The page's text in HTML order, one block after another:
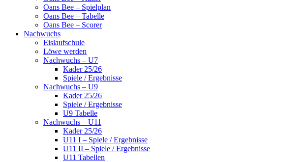
Oans Bee – Spielplan
Oans Bee – Tabelle
Oans Bee – Scorer
Nachwuchs
Eislaufschule
Löwe werden
Nachwuchs – U7
Kader 25/26
Spiele / Ergebnisse
Nachwuchs – U9
Kader 25/26
Spiele / Ergebnisse
U9 Tabelle
Nachwuchs – U11
Kader 25/26
U11 I – Spiele / Ergebnisse
U11 II – Spiele / Ergebnisse
U11 Tabellen